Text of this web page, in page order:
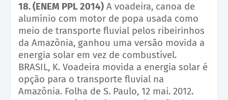
18. (ENEM PPL 2014) A voadeira, canoa de
alumínio com motor de popa usada como
meio de transporte fluvial pelos ribeirinhos
da Amazônia, ganhou uma versão movida a
energia solar em vez de combustível.
BRASIL, K. Voadeira movida a energia solar é
opção para o transporte fluvial na
Amazônia. Folha de S. Paulo, 12 mai. 2012.